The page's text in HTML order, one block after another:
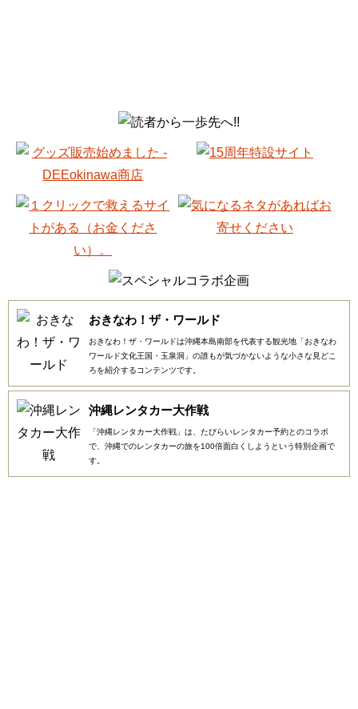
おきなわ！ザ・ワールド
おきなわ！ザ・ワールドは沖縄本島南部を代表する観光地「おきなわ
ワールド文化王国・玉泉洞」の誰もが気づかないような小さな見どこ
ろを紹介するコンテンツです。
沖縄レンタカー大作戦
「沖縄レンタカー大作戦」は、たびらいレンタカー予約とのコラボ
で、沖縄でのレンタカーの旅を100倍面白くしようという特別企画で
す。